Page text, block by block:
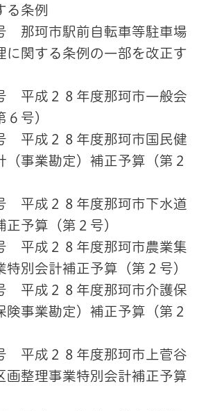
る条例
那珂市駅前自転車等駐車場
に関する条例の一部を改正す
平成２８年度那珂市一般会
号）
平成２８年度那珂市国民健
（事業勘定）補正予算（第２
平成２８年度那珂市下水道
予算（第２号）
平成２８年度那珂市農業集
特別会計補正予算（第２号）
平成２８年度那珂市介護保
険事業勘定）補正予算（第２
平成２８年度那珂市上菅谷
画整理事業特別会計補正予算